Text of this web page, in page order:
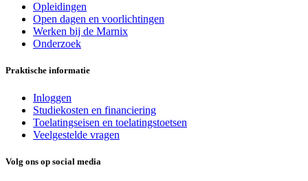
Opleidingen
Open dagen en voorlichtingen
Werken bij de Marnix
Onderzoek
Praktische informatie
Inloggen
Studiekosten en financiering
Toelatingseisen en toelatingstoetsen
Veelgestelde vragen
Volg ons op social media